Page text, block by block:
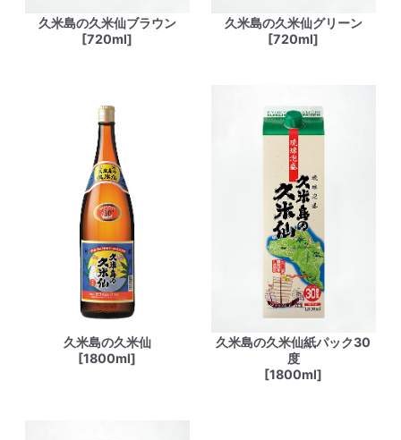
久米島の久米仙ブラウン
[720ml]
久米島の久米仙グリーン
[720ml]
久米島の久米仙
[1800ml]
久米島の久米仙紙パック30
度
[1800ml]